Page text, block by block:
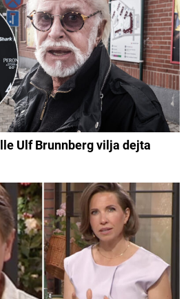
Ulf Brunnberg vilja dejta